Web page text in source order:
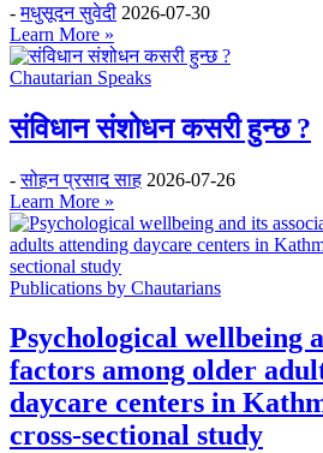
-मधुसूदन सुवेदी 2026-07-30
Learn More »
Chautarian Speaks
संविधान संशोधन कसरी हुन्छ ?
-सोहन प्रसाद साह 2026-07-26
Learn More »
Publications by Chautarians
Psychological wellbeing
factors among older
daycare centers in
cross-sectional study